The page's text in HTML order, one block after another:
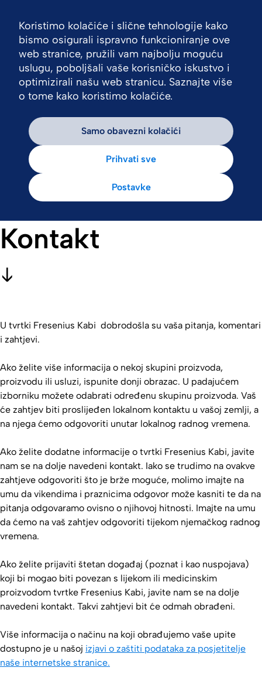
Kontakt
U tvrtki Fresenius Kabi dobrodošla su vaša pitanja, komentari
i zahtjevi.
Ako želite više informacija o nekoj skupini proizvoda,
proizvodu ili usluzi, ispunite donji obrazac. U padajućem
izborniku možete odabrati određenu skupinu proizvoda. Vaš
će zahtjev biti proslijeđen lokalnom kontaktu u vašoj zemlji, a
na njega ćemo odgovoriti unutar lokalnog radnog vremena.
Ako želite dodatne informacije o tvrtki Fresenius Kabi, javite
nam se na dolje navedeni kontakt. Iako se trudimo na ovakve
zahtjeve odgovoriti što je brže moguće, molimo imajte na
umu da vikendima i praznicima odgovor može kasniti te da na
pitanja odgovaramo ovisno o njihovoj hitnosti. Imajte na umu
da ćemo na vaš zahtjev odgovoriti tijekom njemačkog radnog
vremena.
Ako želite prijaviti štetan događaj (poznat i kao nuspojava)
koji bi mogao biti povezan s lijekom ili medicinskim
proizvodom tvrtke Fresenius Kabi, javite nam se na dolje
navedeni kontakt. Takvi zahtjevi bit će odmah obrađeni.
Više informacija o načinu na koji obrađujemo vaše upite
dostupno je u našoj izjavi o zaštiti podataka za posjetitelje
naše internetske stranice.
Koristimo kolačiće i slične tehnologije kako
bismo osigurali ispravno funkcioniranje ove
web stranice, pružili vam najbolju moguću
uslugu, poboljšali vaše korisničko iskustvo i
optimizirali našu web stranicu. Saznajte više
o tome kako koristimo kolačiće.
Samo obavezni kolačići
Prihvati sve
Postavke